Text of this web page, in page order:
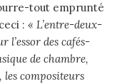
tout emprunté
: « L’entre-deux-
l’essor des cafés-
de chambre,
les compositeurs